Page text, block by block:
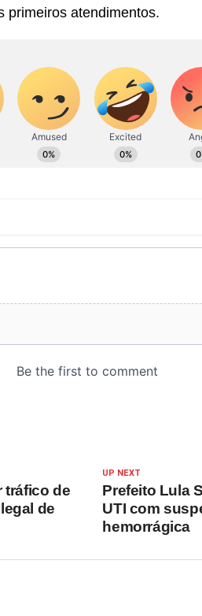
primeiros atendimentos.
UP NEXT
Prefeito Lula
UTI com
hemorrágica
tráfico de
de